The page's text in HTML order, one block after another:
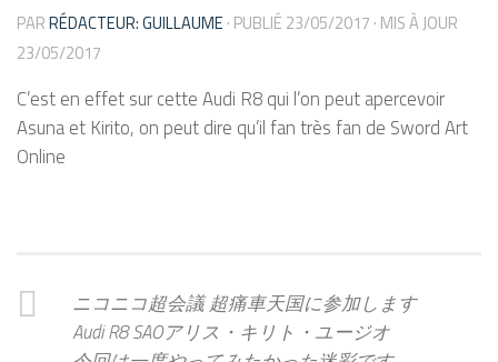
PARRÉDACTEUR: GUILLAUME · PUBLIÉ 23/05/2017 · MIS À JOUR
23/05/2017
C’est en effet sur cette Audi R8 qui l’on peut apercevoir
Asuna et Kirito, on peut dire qu’il fan très fan de Sword Art
Online
ニコニコ超会議 超痛車天国に参加します
Audi R8 SAOアリス・キリト・ユージオ